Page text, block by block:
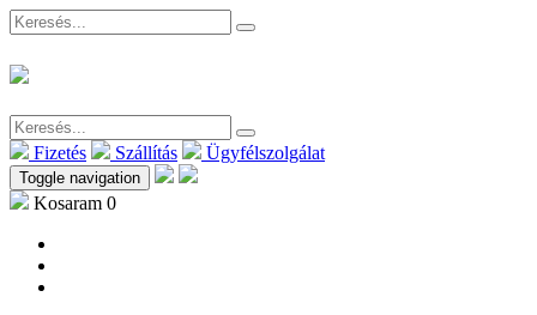
Fizetés Szállítás Ügyfélszolgálat
Toggle navigation
Kosaram 0